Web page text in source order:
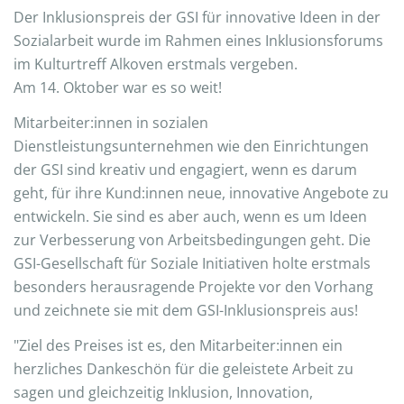
Der Inklusionspreis der GSI für innovative Ideen in der
Sozialarbeit wurde im Rahmen eines Inklusionsforums
im Kulturtreff Alkoven erstmals vergeben.
Am 14. Oktober war es so weit!
Mitarbeiter:innen in sozialen
Dienstleistungsunternehmen wie den Einrichtungen
der GSI sind kreativ und engagiert, wenn es darum
geht, für ihre Kund:innen neue, innovative Angebote zu
entwickeln. Sie sind es aber auch, wenn es um Ideen
zur Verbesserung von Arbeitsbedingungen geht. Die
GSI-Gesellschaft für Soziale Initiativen holte erstmals
besonders herausragende Projekte vor den Vorhang
und zeichnete sie mit dem GSI-Inklusionspreis aus!
"Ziel des Preises ist es, den Mitarbeiter:innen ein
herzliches Dankeschön für die geleistete Arbeit zu
sagen und gleichzeitig Inklusion, Innovation,